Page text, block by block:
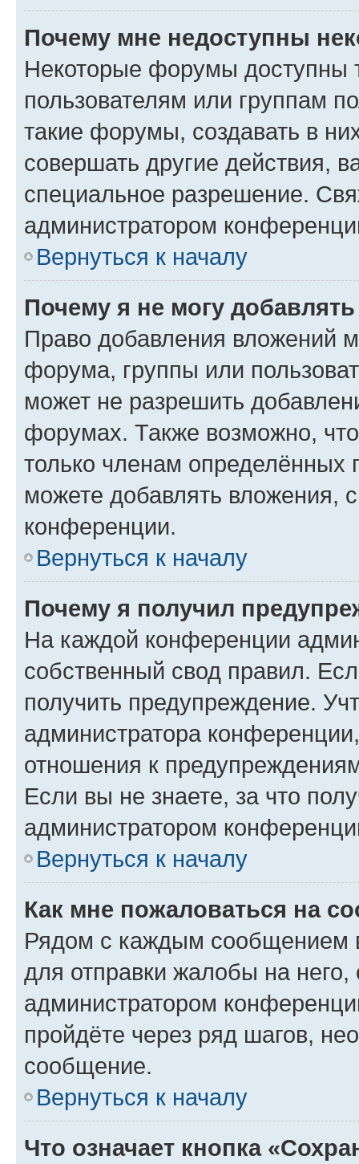
Почему мне недоступны
Некоторые форумы доступны
пользователям или группам
такие форумы, создавать в
совершать другие действия,
специальное разрешение.
администратором
Вернуться к началу
Почему я не могу
Право добавления вложений
форума, группы или
может не разрешить
форумах. Также возможно,
только членам определённых
можете добавлять вложения,
конференции.
Вернуться к началу
Почему я получил
На каждой конференции
собственный свод правил.
получить предупреждение.
администратора
отношения к
Если вы не знаете, за что
администратором
Вернуться к началу
Как мне пожаловаться на
Рядом с каждым сообщением
для отправки жалобы на
администратором
пройдёте через ряд шагов,
сообщение.
Вернуться к началу
Что означает кнопка